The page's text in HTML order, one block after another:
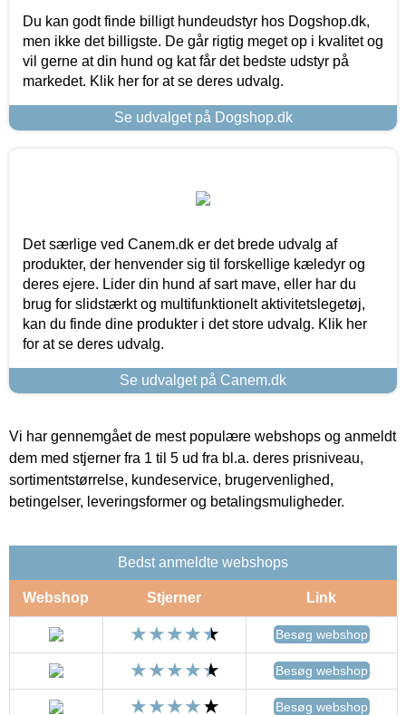
Du kan godt finde billigt hundeudstyr hos Dogshop.dk,
men ikke det billigste. De går rigtig meget op i kvalitet og
vil gerne at din hund og kat får det bedste udstyr på
markedet. Klik her for at se deres udvalg.
Se udvalget på Dogshop.dk
Det særlige ved Canem.dk er det brede udvalg af
produkter, der henvender sig til forskellige kæledyr og
deres ejere. Lider din hund af sart mave, eller har du
brug for slidstærkt og multifunktionelt aktivitetslegetøj,
kan du finde dine produkter i det store udvalg. Klik her
for at se deres udvalg.
Se udvalget på Canem.dk
Vi har gennemgået de mest populære webshops og anmeldt
dem med stjerner fra 1 til 5 ud fra bl.a. deres prisniveau,
sortimentstørrelse, kundeservice, brugervenlighed,
betingelser, leveringsformer og betalingsmuligheder.
Bedst anmeldte webshops
Webshop Stjerner Link
Besøg webshop
Besøg webshop
Besøg webshop